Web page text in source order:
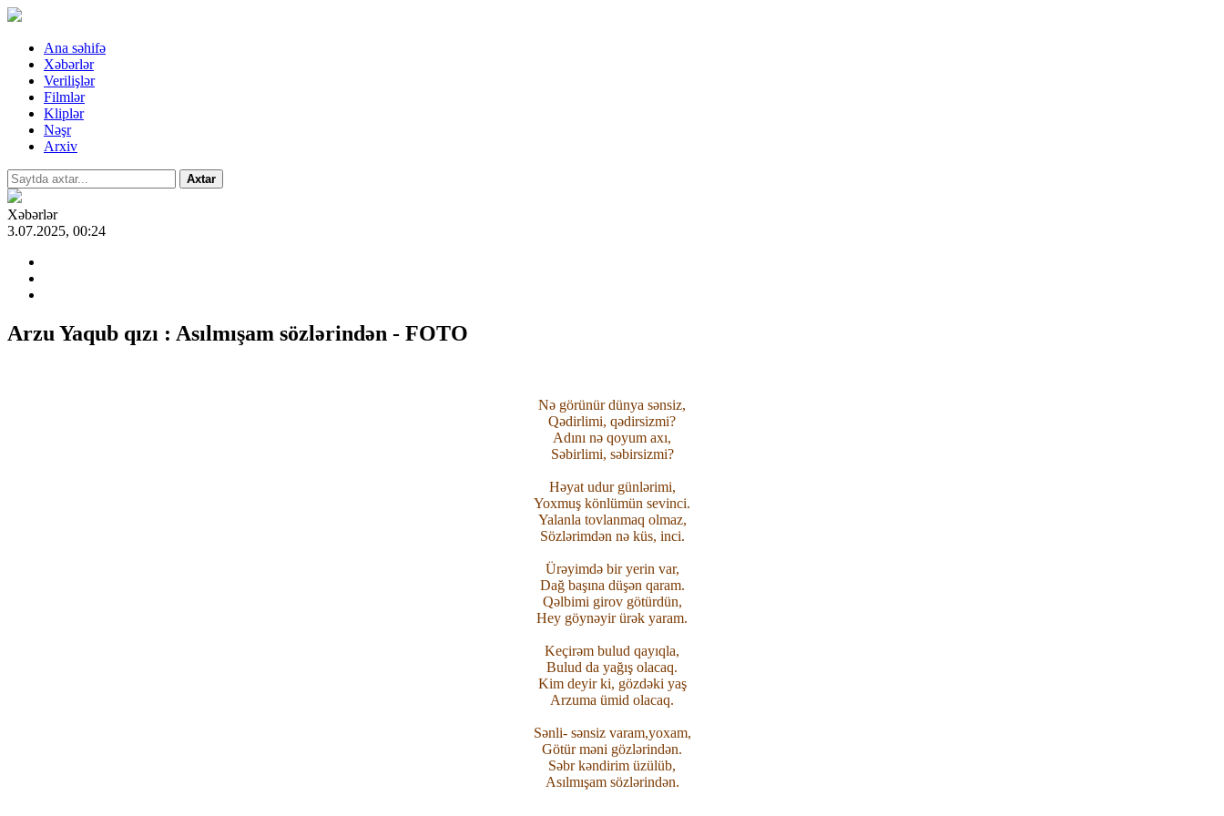
Ana səhifə
Xəbərlər
Verilişlər
Filmlər
Kliplər
Nəşr
Arxiv
Axtar
Xəbərlər
3.07.2025, 00:24
Arzu Yaqub qızı : Asılmışam sözlərindən - FOTO
Nə görünür dünya sənsiz,
Qədirlimi, qədirsizmi?
Adını nə qoyum axı,
Səbirlimi, səbirsizmi?
Həyat udur günlərimi,
Yoxmuş könlümün sevinci.
Yalanla tovlanmaq olmaz,
Sözlərimdən nə küs, inci.
Ürəyimdə bir yerin var,
Dağ başına düşən qaram.
Qəlbimi girov götürdün,
Hey göynəyir ürək yaram.
Keçirəm bulud qayıqla,
Bulud da yağış olacaq.
Kim deyir ki, gözdəki yaş
Arzuma ümid olacaq.
Sənli- sənsiz varam,yoxam,
Götür məni gözlərindən.
Səbr kəndirim üzülüb,
Asılmışam sözlərindən.